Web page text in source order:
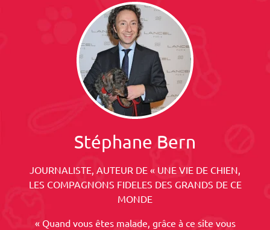
Stéphane Bern
JOURNALISTE, AUTEUR DE « UNE VIE DE CHIEN,
LES COMPAGNONS FIDELES DES GRANDS DE CE
MONDE
« Quand vous êtes malade, grâce à ce site vous